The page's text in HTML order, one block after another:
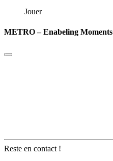
Jouer
METRO – Enabeling Moments
Reste en contact !